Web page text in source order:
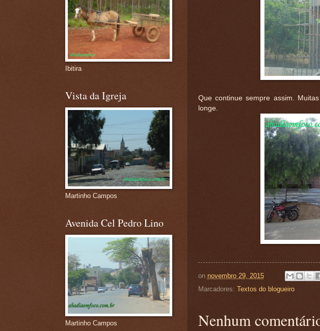
Que continue sempre assim.
longe.
on novembro 29, 2015
Marcadores: Textos do blogueiro
Nenhum
Ibitira
Vista da Igreja
Martinho Campos
Avenida Cel Pedro Lino
Martinho Campos